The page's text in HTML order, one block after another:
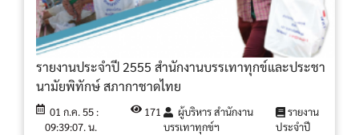
รายงานประจำปี 2555 สำนักงานบรรเทาทุกข์และประชา
นามัยพิทักษ์ สภากาชาดไทย
01 ก.ค. 55 :
09:39:07. น.
171
ผู้บริหาร สำนักงาน
บรรเทาทุกข์ฯ
รายงาน
ประจำปี